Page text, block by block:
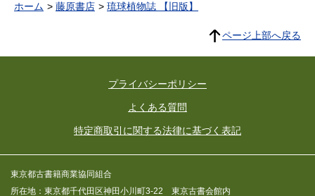
ホーム 藤原書店 琉球植物誌 【旧版】
ページ上部へ戻る
プライバシーポリシー
よくある質問
特定商取引に関する法律に基づく表記
東京都古書籍商業協同組合
所在地：東京都千代田区神田小川町3-22 東京古書会館内